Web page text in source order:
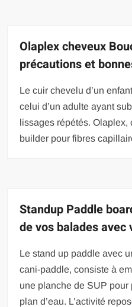
Olaplex cheveux
précautions et
Le cuir chevelu d’un
celui d’un adulte ayant
lissages répétés. Olaplex,
builder pour fibres
Standup Paddle
de vos balades
Le stand up paddle avec
cani-paddle, consiste à
une planche de SUP
plan d’eau. L’activité